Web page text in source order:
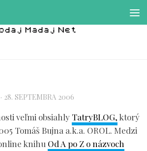
· 28. SEPTEMBRA 2006
veľmi obsiahly TatryBLOG, ktorý
Tomáš Bujna a.k.a. OROL. Medzi
knihu Od A po Z o názvoch